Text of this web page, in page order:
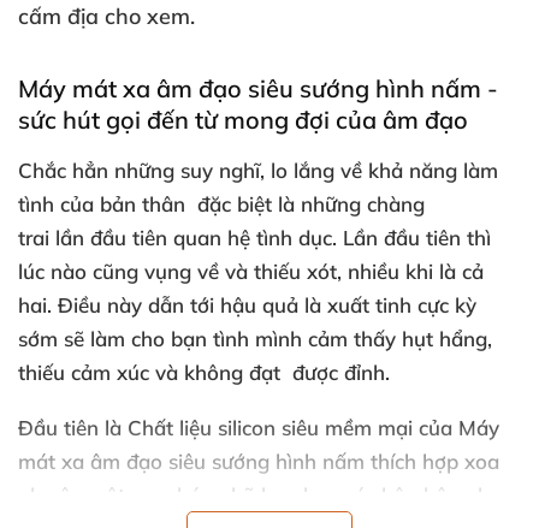
cấm địa cho xem.
Máy mát xa âm đạo siêu sướng hình nấm -
sức hút gọi đến từ mong đợi của âm đạo
Chắc hẳn những suy nghĩ, lo lắng về khả năng làm
tình của bản thân đặc biệt là những chàng
trai lần đầu tiên quan hệ tình dục. Lần đầu tiên thì
lúc nào cũng vụng về và thiếu xót, nhiều khi là cả
hai. Điều này dẫn tới hậu quả là xuất tinh cực kỳ
sớm sẽ làm cho bạn tình mình cảm thấy hụt hẩng,
thiếu cảm xúc và không đạt được đỉnh.
Đầu tiên là Chất liệu silicon siêu mềm mại của Máy
mát xa âm đạo siêu sướng hình nấm thích hợp xoa
nhẹ âm vật
, xoa bóp nhũ hoa hay
các bộ phận nhạy